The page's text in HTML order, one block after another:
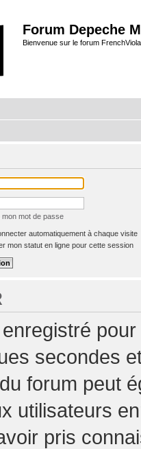
Forum Depeche
Bienvenue sur le forum
mon mot de passe
automatiquement à chaque visite
mon statut en ligne pour cette session
secondes
forum peut
utilisateurs
pris